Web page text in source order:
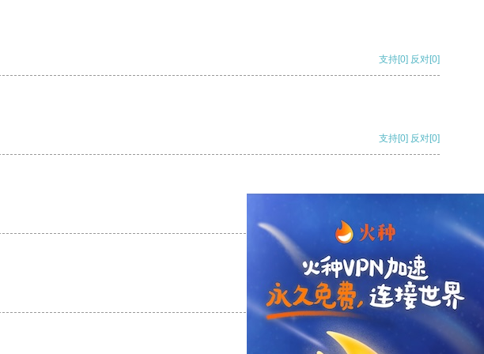
支持[0] 反对[0]
支持[0] 反对[0]
支持 [0] 反对[0]